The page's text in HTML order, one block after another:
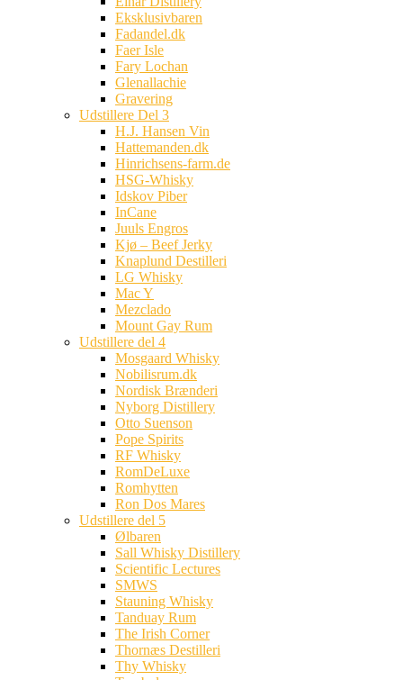
Eksklusivbaren
Fadandel.dk
Faer Isle
Fary Lochan
Glenallachie
Gravering
Udstillere Del 3
H.J. Hansen Vin
Hattemanden.dk
Hinrichsens-farm.de
HSG-Whisky
Idskov Piber
InCane
Juuls Engros
Kjø – Beef Jerky
Knaplund Destilleri
LG Whisky
Mac Y
Mezclado
Mount Gay Rum
Udstillere del 4
Mosgaard Whisky
Nobilisrum.dk
Nordisk Brænderi
Nyborg Distillery
Otto Suenson
Pope Spirits
RF Whisky
RomDeLuxe
Romhytten
Ron Dos Mares
Udstillere del 5
Ølbaren
Sall Whisky Distillery
Scientific Lectures
SMWS
Stauning Whisky
Tanduay Rum
The Irish Corner
Thornæs Destilleri
Thy Whisky